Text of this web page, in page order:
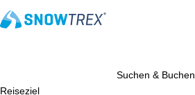
Suchen & Buchen
Reiseziel